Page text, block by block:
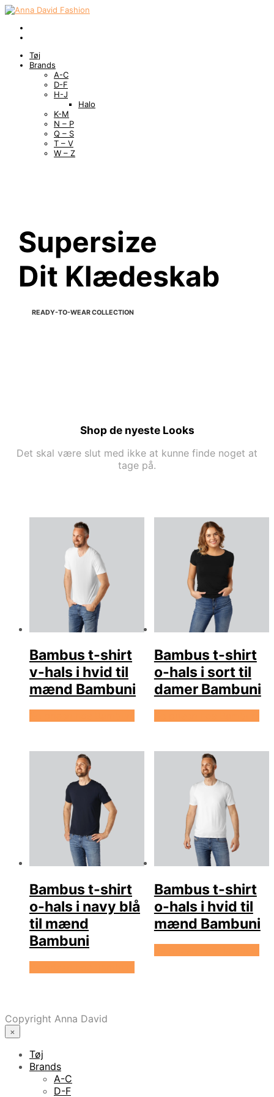
Tøj
Brands
A-C
D-F
H-J
Halo
K-M
N – P
Q – S
T – V
W – Z
Supersize
Dit Klædeskab
READY-TO-WEAR COLLECTION
Shop de nyeste Looks
Det skal være slut med ikke at kunne finde noget at
tage på.
Bambus t-shirt
v-hals i hvid til
mænd Bambuni
Bambus t-shirt
o-hals i sort til
damer Bambuni
Bambus t-shirt
o-hals i navy blå
til mænd
Bambuni
Bambus t-shirt
o-hals i hvid til
mænd Bambuni
Copyright Anna David
×
Tøj
Brands
A-C
D-F